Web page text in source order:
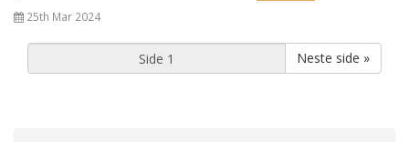
25th Mar 2024
Neste side »